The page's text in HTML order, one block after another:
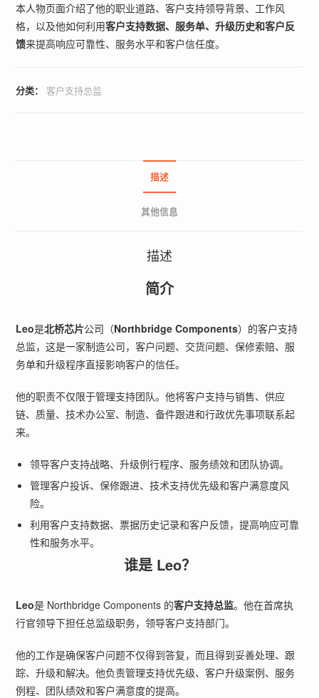
本人物页面介绍了他的职业道路、客户支持领导背景、工作风
格，以及他如何利用客户支持数据、服务单、升级历史和客户反
馈来提高响应可靠性、服务水平和客户信任度。
分类： 客户支持总监
描述
其他信息
描述
简介
Leo是北桥芯片公司（Northbridge Components）的客户支持
总监，这是一家制造公司，客户问题、交货问题、保修索赔、服
务单和升级程序直接影响客户的信任。
他的职责不仅限于管理支持团队。他将客户支持与销售、供应
链、质量、技术办公室、制造、备件跟进和行政优先事项联系起
来。
领导客户支持战略、升级例行程序、服务绩效和团队协调。
管理客户投诉、保修跟进、技术支持优先级和客户满意度风
险。
利用客户支持数据、票据历史记录和客户反馈，提高响应可靠
性和服务水平。
谁是 Leo？
Leo是 Northbridge Components 的客户支持总监。他在首席执
行官领导下担任总监级职务，领导客户支持部门。
他的工作是确保客户问题不仅得到答复，而且得到妥善处理、跟
踪、升级和解决。他负责管理支持优先级、客户升级案例、服务
例程、团队绩效和客户满意度的提高。